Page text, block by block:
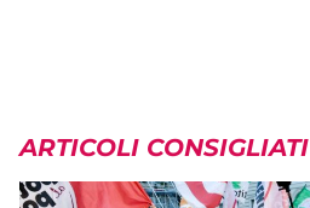
ARTICOLI CONSIGLIATI